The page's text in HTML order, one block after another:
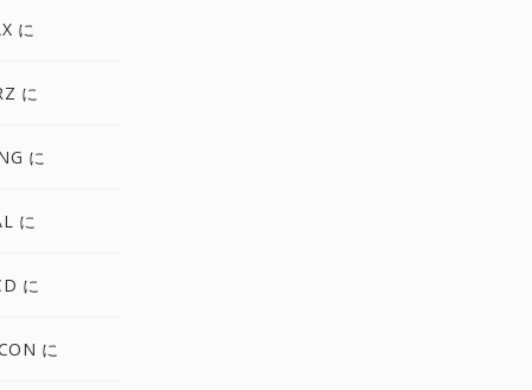
に
に
に
に
に
に